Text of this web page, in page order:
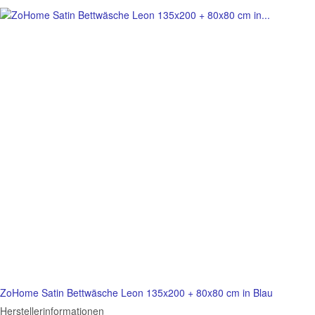
ZoHome Satin Bettwäsche Leon 135x200 + 80x80 cm in Blau
Herstellerinformationen